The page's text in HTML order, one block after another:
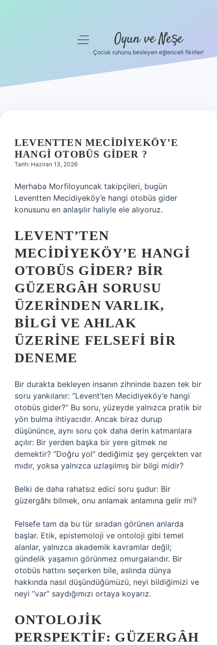
Hakkımızda
menüyü
Oyun ve Neşe
Çocuk ruhunu besleyen eğlenceli fikirler!
LEVENTTEN MECIDIYEKÖY’E
HANGI OTOBÜS GIDER ?
Tarih: Haziran 13, 2026
Merhaba Morfiloyuncak takipçileri, bugün
Leventten Mecidiyeköy’e hangi otobüs gider
konusunu en anlaşılır haliyle ele alıyoruz.
LEVENT’TEN
MECIDIYEKÖY’E HANGI
OTOBÜS GIDER? BIR
GÜZERGÂH SORUSU
ÜZERINDEN VARLIK,
BILGI VE AHLAK
ÜZERINE FELSEFI BIR
DENEME
Bir durakta bekleyen insanın zihninde bazen tek bir
soru yankılanır: “Levent’ten Mecidiyeköy’e hangi
otobüs gider?” Bu soru, yüzeyde yalnızca pratik bir
yön bulma ihtiyacıdır. Ancak biraz durup
düşününce, aynı soru çok daha derin katmanlara
açılır: Bir yerden başka bir yere gitmek ne
demektir? “Doğru yol” dediğimiz şey gerçekten var
mıdır, yoksa yalnızca uzlaşılmış bir bilgi midir?
Belki de daha rahatsız edici soru şudur: Bir
güzergâhı bilmek, onu anlamak anlamına gelir mi?
Felsefe tam da bu tür sıradan görünen anlarda
başlar. Etik, epistemoloji ve ontoloji gibi temel
alanlar, yalnızca akademik kavramlar değil;
gündelik yaşamın görünmez omurgalarıdır. Bir
otobüs hattını seçerken bile, aslında dünya
hakkında nasıl düşündüğümüzü, neyi bildiğimizi ve
neyi “var” saydığımızı ortaya koyarız.
ONTOLOJIK
PERSPEKTIF: GÜZERGÂH